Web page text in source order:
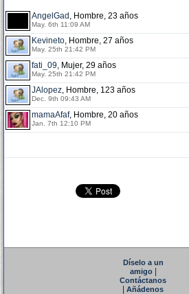
AngelGad , Hombre, 23 años
May. 6th 11:09 AM
Kevineto, Hombre, 27 años
May. 25th 21:42 PM
fati_09, Mujer, 29 años
May. 25th 21:42 PM
JAlopez, Hombre, 123 años
Dec. 9th 09:43 AM
mamaAfaf, Hombre, 20 años
Jan. 7th 12:10 PM
Díselo a un
amigo|
Contáctanos
Añádenos